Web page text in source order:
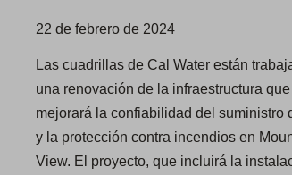
22 de febrero de 2024
Las cuadrillas de Cal Water están
una renovación de la infraestructura que
mejorará la confiabilidad del suministro
y la protección contra incendios en
View. El proyecto, que incluirá la